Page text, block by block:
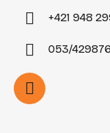
+421 948
053/